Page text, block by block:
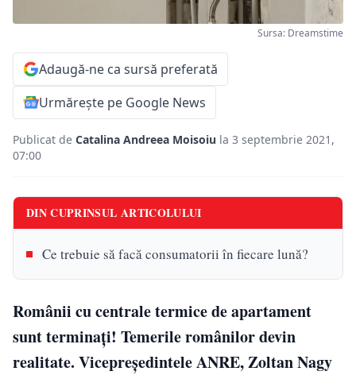
Sursa: Dreamstime
Adaugă-ne ca sursă preferată
Urmărește pe Google News
Publicat de Catalina Andreea Moisoiu la 3 septembrie 2021,
07:00
DIN CUPRINSUL ARTICOLULUI
Ce trebuie să facă consumatorii în fiecare lună?
Românii cu centrale termice de apartament
sunt terminați! Temerile românilor devin
realitate. Vicepreşedintele ANRE, Zoltan Nagy